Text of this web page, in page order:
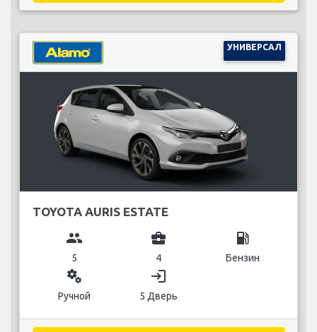
УНИВЕРСАЛ
TOYOTA AURIS ESTATE
group
5
business_center
4
local_gas_station
Бензин
miscellaneous_services
Ручной
login
5 Дверь